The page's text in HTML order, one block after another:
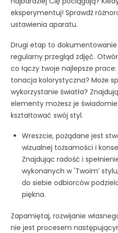
eksperymentuj! Sprawdź
ustawienia aparatu.
Drugi etap to
regularny przegląd zdjęć.
co łączy twoje najlepsze
tonacja kolorystyczna? Może
wykorzystanie światła?
elementy możesz je
kształtować swój styl.
Wreszcie, pożądane jest
wizualnej tożsamości i
Znajdując radość i
wykonanych w 'Twoim’
do siebie odbiorców
piękna.
Zapamiętaj, rozwijanie
nie jest procesem